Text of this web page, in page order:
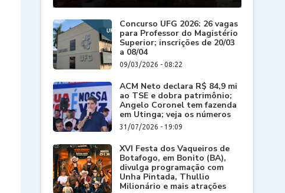
Concurso UFG 2026: 26 vagas
para Professor do Magistério
Superior; inscrições de 20/03
a 08/04
09/03/2026 - 08:22
ACM Neto declara R$ 84,9 mi
ao TSE e dobra patrimônio;
Angelo Coronel tem fazenda
em Utinga; veja os números
31/07/2026 - 19:09
XVI Festa dos Vaqueiros de
Botafogo, em Bonito (BA),
divulga programação com
Unha Pintada, Thullio
Milionário e mais atrações